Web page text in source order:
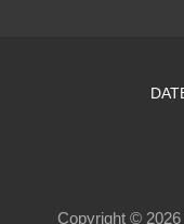
Copyright © 2026